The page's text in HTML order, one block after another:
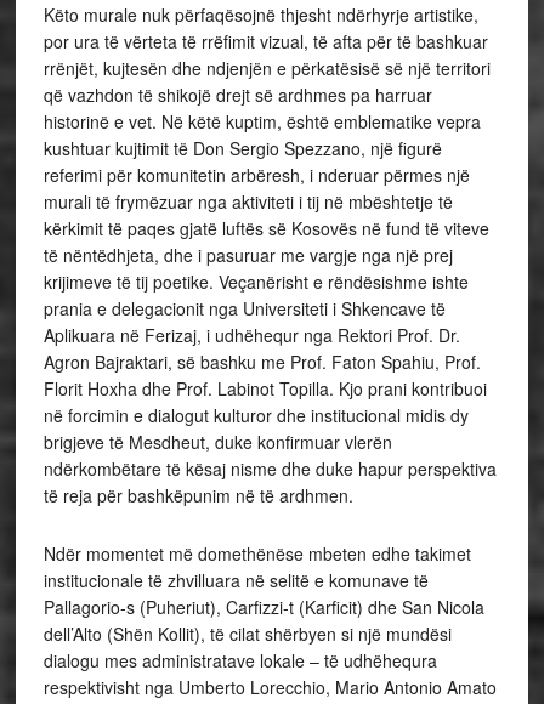
Këto murale nuk përfaqësojnë thjesht ndërhyrje artistike,
por ura të vërteta të rrëfimit vizual, të afta për të bashkuar
rrënjët, kujtesën dhe ndjenjën e përkatësisë së një territori
që vazhdon të shikojë drejt së ardhmes pa harruar
historinë e vet. Në këtë kuptim, është emblematike vepra
kushtuar kujtimit të Don Sergio Spezzano, një figurë
referimi për komunitetin arbëresh, i nderuar përmes një
murali të frymëzuar nga aktiviteti i tij në mbështetje të
kërkimit të paqes gjatë luftës së Kosovës në fund të viteve
të nëntëdhjeta, dhe i pasuruar me vargje nga një prej
krijimeve të tij poetike. Veçanërisht e rëndësishme ishte
prania e delegacionit nga Universiteti i Shkencave të
Aplikuara në Ferizaj, i udhëhequr nga Rektori Prof. Dr.
Agron Bajraktari, së bashku me Prof. Faton Spahiu, Prof.
Florit Hoxha dhe Prof. Labinot Topilla. Kjo prani kontribuoi
në forcimin e dialogut kulturor dhe institucional midis dy
brigjeve të Mesdheut, duke konfirmuar vlerën
ndërkombëtare të kësaj nisme dhe duke hapur perspektiva
të reja për bashkëpunim në të ardhmen.
Ndër momentet më domethënëse mbeten edhe takimet
institucionale të zhvilluara në selitë e komunave të
Pallagorio-s (Puheriut), Carfizzi-t (Karficit) dhe San Nicola
dell’Alto (Shën Kollit), të cilat shërbyen si një mundësi
dialogu mes administratave lokale – të udhëhequra
respektivisht nga Umberto Lorecchio, Mario Antonio Amato